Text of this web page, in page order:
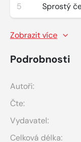
5 Sprostý
Zobrazit více
Podrobnosti
Autoři:
Čte:
Vydavatel:
Celková délka: